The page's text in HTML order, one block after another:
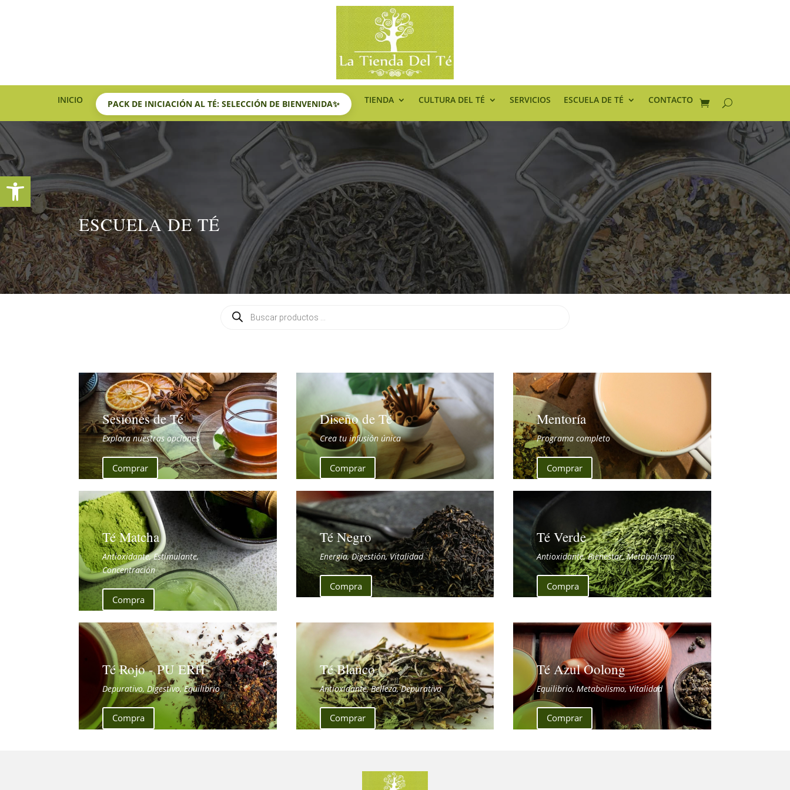
Abrir barra de herramientas
INICIO PACK DE INICIACIÓN AL TÉ: SELECCIÓN DE BIENVENIDA✨ TIENDA CULTURA DEL TÉ SERVICIOS ESCUELA DE TÉ CONTACTO
ESCUELA DE TÉ
productos
Sesiones de Té
Explora nuestras opciones
Comprar
Diseño de Té
Crea tu infusión única
Comprar
Mentoría
Programa completo
Comprar
Té Matcha
Antioxidante, Estimulante,
Concentración
Compra
Té Negro
Energía, Digestión, Vitalidad
Compra
Té Verde
Antioxidante, Bienestar, Metabolismo
Compra
Té Rojo - PU ERH
Depurativo, Digestivo, Equilibrio
Compra
Té Blanco
Antioxidante, Belleza, Depurativo
Comprar
Té Azul Oolong
Equilibrio, Metabolismo, Vitalidad
Comprar